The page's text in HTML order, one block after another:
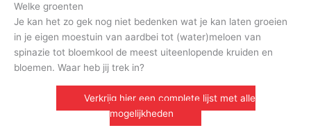
Welke groenten
Je kan het zo gek nog niet bedenken wat je kan laten groeien
in je eigen moestuin van aardbei tot (water)meloen van
spinazie tot bloemkool de meest uiteenlopende kruiden en
bloemen. Waar heb jij trek in?
Verkrijg hier een complete lijst met alle
mogelijkheden